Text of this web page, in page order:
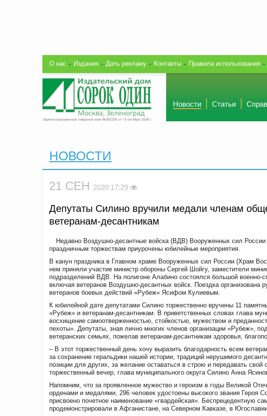
О нас Издания Дать рекламу Контакты Правила использования
Новости Статьи
НОВОСТИ
21 СЕН 2020 17:29
Депутаты Силино вручили медали членам
ветеранам-десантникам
Недавно Воздушно-десантные войска (ВДВ) Вооруженных сил
праздничным торжествам приурочены юбилейные мероприятия.
В канун праздника в Главном храме Вооруженных сил России (Храм
нем приняли участие министр обороны Сергей Шойгу, заместители
подразделений ВДВ. На полигоне Алабино состоялся большой военно-
включая ветеранов Воздушно-десантных войск. Поездка организована
ветеранов боевых действий «Рубеж» Ясифом Кулиевым.
К юбилейной дате депутатами Силино торжественно вручены 11
«Рубеж» и ветеранам-десантникам. В приветственных словах глава
восхищение самоотверженностью, стойкостью, мужеством и
пехоты». Депутаты, зная лично многих членов организации «Рубеж»,
ветеранских семьях, пожелав ветеранам-десантникам здоровья,
– В этот торжественный день хочу выразить благодарность всем
за сохранение геральдики нашей истории, традиций нерушимого
позиции для других, за желание оставаться в строю и передавать
торжественный вечер, глава муниципального округа Силино Анна
Напомним, что за проявленное мужество и героизм в годы Великой
орденами и медалями, 296 человек удостоены высокого звания Героя
присвоено почетное наименование «гвардейская». Беспрецедентную
продемонстрировали в Афганистане, на Северном Кавказе, в Югославии